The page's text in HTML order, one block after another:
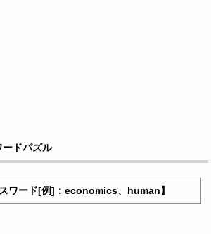
ドパズル
ワード[例]：economics、human】